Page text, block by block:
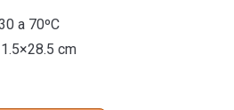
a 70ºC
cm